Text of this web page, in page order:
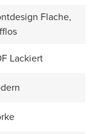
Flache,
Lackiert